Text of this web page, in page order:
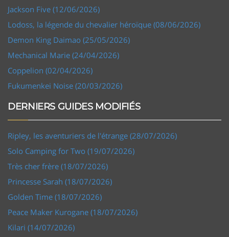
Jackson Five (12/06/2026)
Lodoss, la légende du chevalier héroïque (08/06/2026)
Demon King Daimao (25/05/2026)
Mechanical Marie (24/04/2026)
Coppelion (02/04/2026)
Fukumenkei Noise (20/03/2026)
DERNIERS GUIDES MODIFIÉS
Ripley, les aventuriers de l'étrange (28/07/2026)
Solo Camping for Two (19/07/2026)
Très cher frère (18/07/2026)
Princesse Sarah (18/07/2026)
Golden Time (18/07/2026)
Peace Maker Kurogane (18/07/2026)
Kilari (14/07/2026)